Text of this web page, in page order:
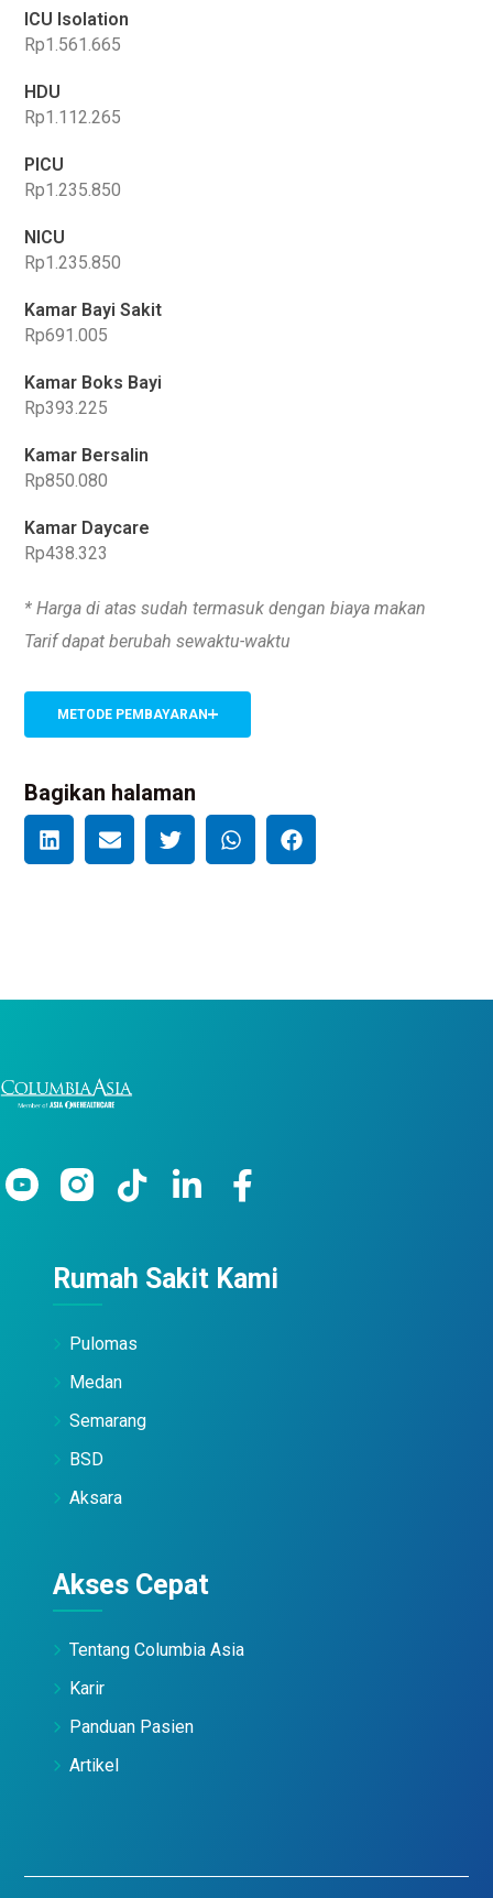
ICU Isolation
Rp1.561.665
HDU
Rp1.112.265
PICU
Rp1.235.850
NICU
Rp1.235.850
Kamar Bayi Sakit
Rp691.005
Kamar Boks Bayi
Rp393.225
Kamar Bersalin
Rp850.080
Kamar Daycare
Rp438.323
* Harga di atas sudah termasuk dengan biaya makan
Tarif dapat berubah sewaktu-waktu
METODE PEMBAYARAN
Bagikan halaman
Rumah Sakit Kami
Pulomas
Medan
Semarang
BSD
Aksara
Akses Cepat
Tentang Columbia Asia
Karir
Panduan Pasien
Artikel